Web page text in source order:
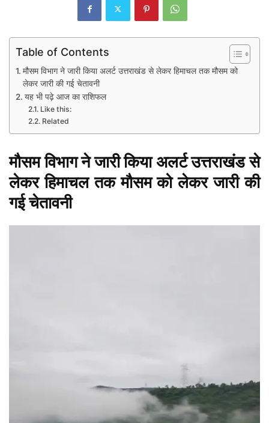
Table of Contents
मौसम विभाग ने जारी किया अलर्ट उत्तराखंड से लेकर हिमाचल तक मौसम को
लेकर जारी की गई चेतावनी
यह भी पढ़े आज का राशिफल
Like this:
Related
मौसम विभाग ने जारी किया अलर्ट उत्तराखंड से
लेकर हिमाचल तक मौसम को लेकर जारी की
गई चेतावनी